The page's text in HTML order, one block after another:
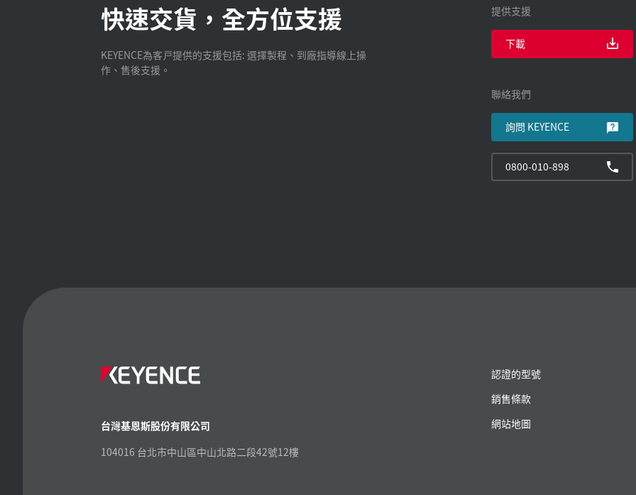
快速交貨，全方位支援
KEYENCE為客戸提供的支援包括: 選擇製程、到廠指導線上操
作、售後支援。
提供支援
下載
聯絡我們
詢問 KEYENCE
0800-010-898
台灣基恩斯股份有限公司
104016 台北市中山區中山北路二段42號12樓
認證的型號
銷售條款
網站地圖